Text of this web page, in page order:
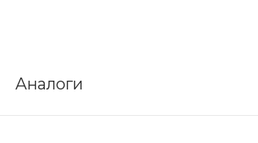
Аналоги